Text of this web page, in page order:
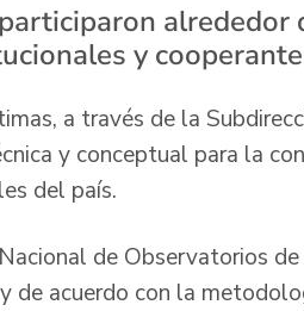
alrededor
y
a través de la
y conceptual para la
del país.
de Observatorios
de acuerdo con la